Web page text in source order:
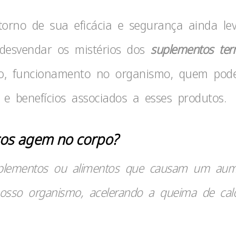
de sua eficácia e segurança ainda
os mistérios dos suplementos
funcionamento no organismo, quem
benefícios associados a esses produtos.
agem no corpo?
ou alimentos que causam um
organismo, acelerando a queima de